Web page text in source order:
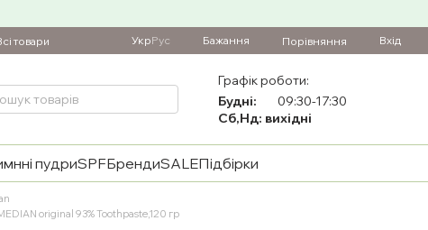
товари УкрРус Бажання Порівняння Вхід
Графік роботи:
Будні:
09:30-17:30
Сб,Нд: вихідні
пудриSPFБрендиSALEПідбірки
original 93% Toothpaste,120 гр